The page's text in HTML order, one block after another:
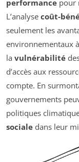
performance pour
L’analyse coût-
seulement les
environnementaux
la vulnérabilité
d’accès aux
compte. En
gouvernements
politiques
sociale dans leur